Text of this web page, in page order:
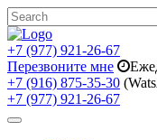
+7 (977) 921-26-67
Перезвоните мне
+7 (916) 875-35-30
+7 (977) 921-26-67
Toggle